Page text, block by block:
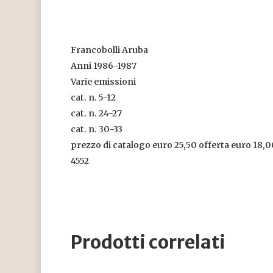
Francobolli Aruba
Anni 1986-1987
Varie emissioni
cat. n. 5-12
cat. n. 24-27
cat. n. 30-33
prezzo di catalogo euro 25,50 offerta euro
4552
Prodotti correlati